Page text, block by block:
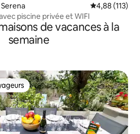
Évaluation
4,88 (113)
piscine privée et WIFI
de vacances à la
semaine
les plus appréciés